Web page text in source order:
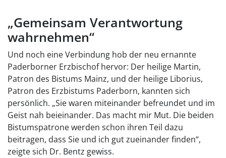
„Gemeinsam Verantwortung
wahrnehmen“
Und noch eine Verbindung hob der neu ernannte
Paderborner Erzbischof hervor: Der heilige Martin,
Patron des Bistums Mainz, und der heilige Liborius,
Patron des Erzbistums Paderborn, kannten sich
persönlich. „Sie waren miteinander befreundet und im
Geist nah beieinander. Das macht mir Mut. Die beiden
Bistumspatrone werden schon ihren Teil dazu
beitragen, dass Sie und ich gut zueinander finden“,
zeigte sich Dr. Bentz gewiss.